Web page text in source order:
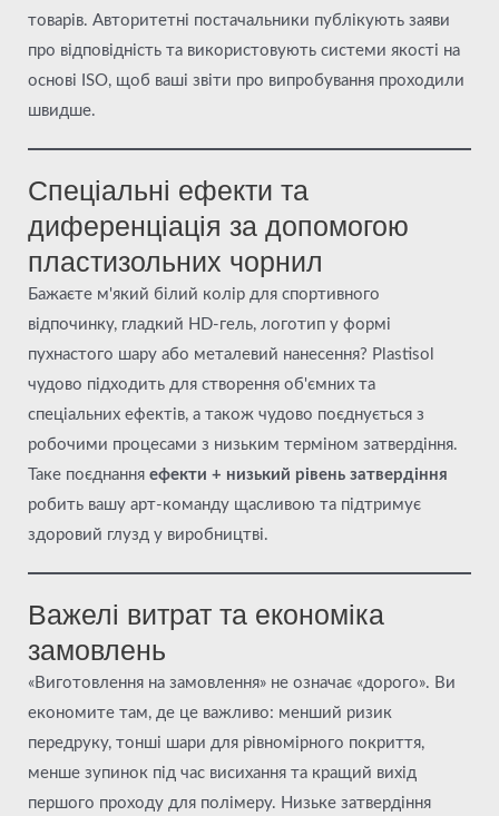
товарів. Авторитетні постачальники публікують заяви
про відповідність та використовують системи якості на
основі ISO, щоб ваші звіти про випробування проходили
швидше.
Спеціальні ефекти та
диференціація за допомогою
пластизольних чорнил
Бажаєте м'який білий колір для спортивного
відпочинку, гладкий HD-гель, логотип у формі
пухнастого шару або металевий нанесення? Plastisol
чудово підходить для створення об'ємних та
спеціальних ефектів, а також чудово поєднується з
робочими процесами з низьким терміном затвердіння.
Таке поєднання ефекти + низький рівень затвердіння
робить вашу арт-команду щасливою та підтримує
здоровий глузд у виробництві.
Важелі витрат та економіка
замовлень
«Виготовлення на замовлення» не означає «дорого». Ви
економите там, де це важливо: менший ризик
передруку, тонші шари для рівномірного покриття,
менше зупинок під час висихання та кращий вихід
першого проходу для полімеру. Низьке затвердіння